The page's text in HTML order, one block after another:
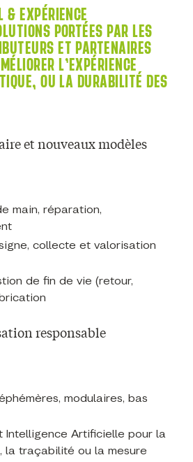
& EXPÉRIENCE
PORTÉES PAR LES
ET PARTENAIRES
L’EXPÉRIENCE
OU LA DURABILITÉ DES
et nouveaux modèles
main, réparation,
collecte et valorisation
de fin de vie (retour,
responsable
modulaires, bas
Intelligence Artificielle pour la
la traçabilité ou la mesure